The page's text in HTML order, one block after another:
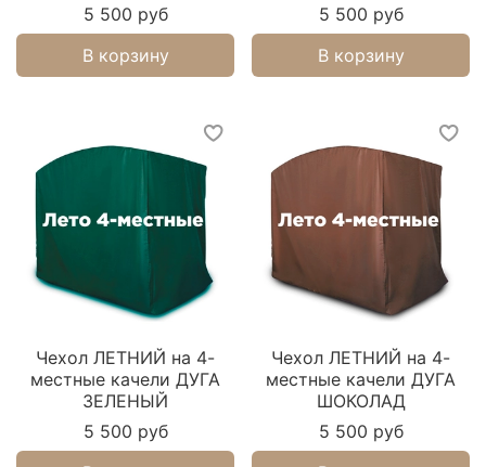
5 500 руб
В корзину
5 500 руб
В корзину
Чехол ЛЕТНИЙ на 4-
местные качели ДУГА
ЗЕЛЕНЫЙ
5 500 руб
Чехол ЛЕТНИЙ на 4-
местные качели ДУГА
ШОКОЛАД
5 500 руб